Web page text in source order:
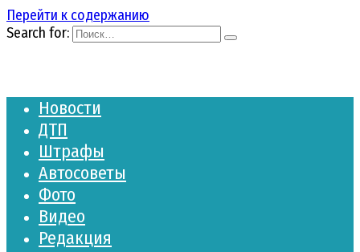
Перейти к содержанию
Search for:
Новости
ДТП
Штрафы
Автосоветы
Фото
Видео
Редакция